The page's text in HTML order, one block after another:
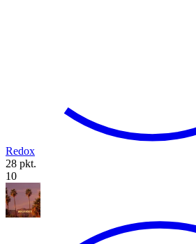
Redox
28 pkt.
10